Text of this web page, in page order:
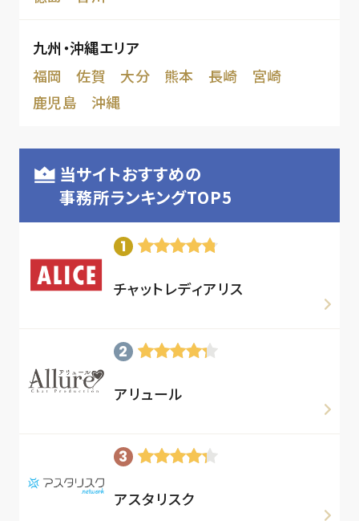
九州・沖縄エリア
福岡
佐賀 大分 熊本 長崎
宮崎
鹿児島
沖縄
当サイトおすすめの
事務所ランキングTOP5
チャットレディアリス
アリュール
アスタリスク